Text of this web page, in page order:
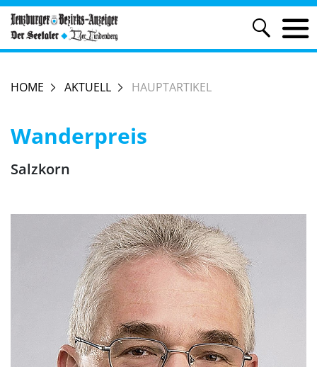
HOME AKTUELL HAUPTARTIKEL
Wanderpreis
Salzkorn